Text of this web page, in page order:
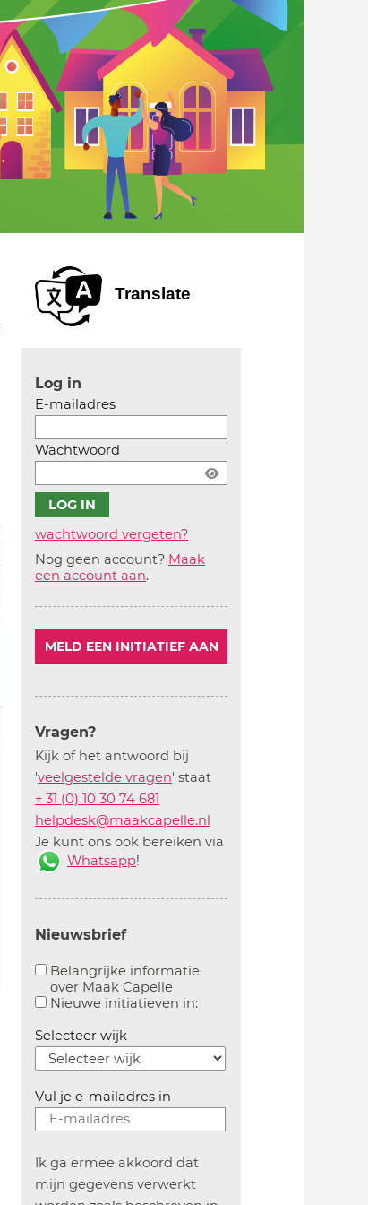
Translate
Log in
E-mailadres
Wachtwoord
wachtwoord vergeten?
Nog geen account? Maak
een account aan.
MELD EEN INITIATIEF AAN
Vragen?
Kijk of het antwoord bij
'veelgestelde vragen' staat
+ 31 (0) 10 30 74 681
helpdesk@maakcapelle.nl
Je kunt ons ook bereiken via
Whatsapp!
Nieuwsbrief
Belangrijke informatie
over Maak Capelle
Aanvinken om belangrijke informatie over
Nieuwe initiatieven in:Aanvinken om
Selecteer wijk
Vul je e-mailadres in
Ik ga ermee akkoord dat
mijn gegevens verwerkt